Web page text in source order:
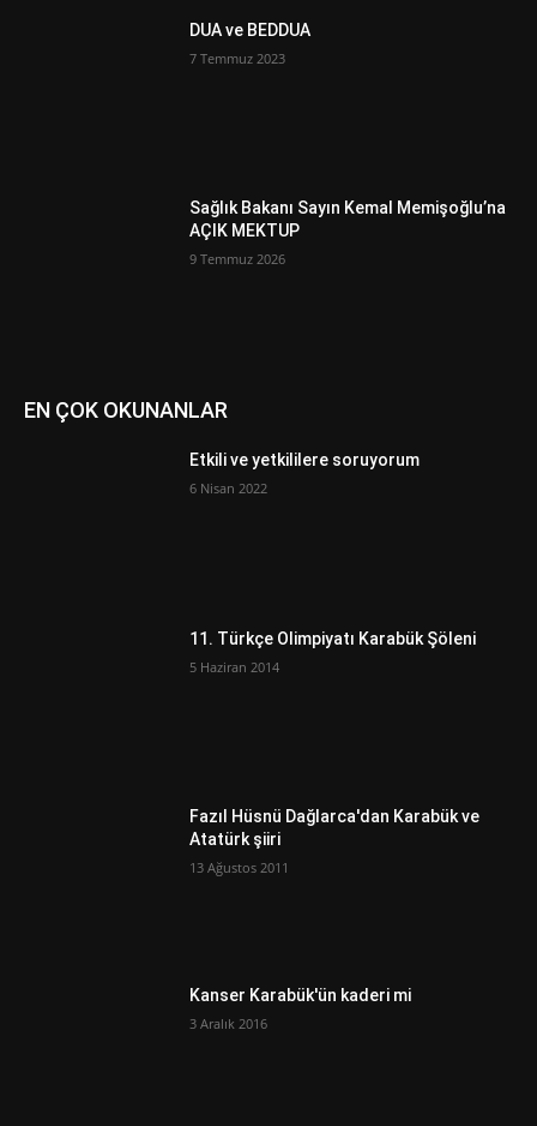
DUA ve BEDDUA
7 Temmuz 2023
Sağlık Bakanı Sayın Kemal Memişoğlu’na
AÇIK MEKTUP
9 Temmuz 2026
EN ÇOK OKUNANLAR
Etkili ve yetkililere soruyorum
6 Nisan 2022
11. Türkçe Olimpiyatı Karabük Şöleni
5 Haziran 2014
Fazıl Hüsnü Dağlarca'dan Karabük ve
Atatürk şiiri
13 Ağustos 2011
Kanser Karabük'ün kaderi mi
3 Aralık 2016